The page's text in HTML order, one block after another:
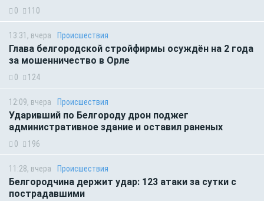
0 110
13:31, вчера Происшествия
Глава белгородской стройфирмы осуждён на 2 года
за мошенничество в Орле
0 124
12:09, вчера Происшествия
Ударивший по Белгороду дрон поджег
административное здание и оставил раненых
0 196
11:28, вчера Происшествия
Белгородчина держит удар: 123 атаки за сутки с
пострадавшими